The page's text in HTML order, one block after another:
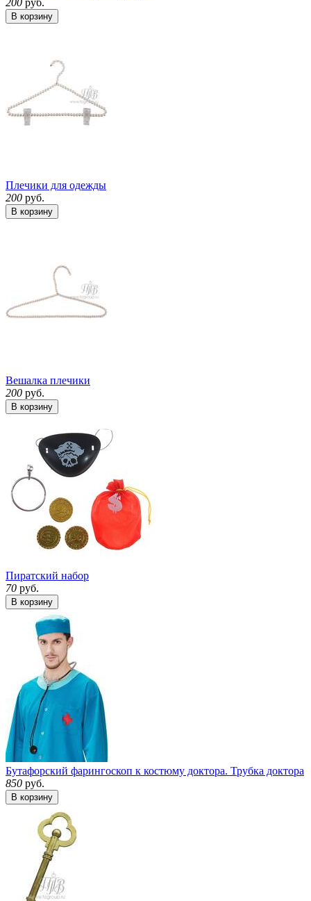
200 руб.
В корзину
Плечики для одежды
200 руб.
В корзину
Вешалка плечики
200 руб.
В корзину
Пиратский набор
70 руб.
В корзину
Бутафорский фарингоскоп к костюму доктора. Трубка доктора
850 руб.
В корзину